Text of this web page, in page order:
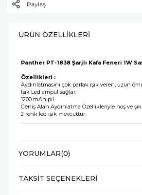
Paylaş
ÜRÜN ÖZELLIKLERI
Panther PT-1838 Şarjlı Kafa Feneri 1W
Özellikleri :
Aydınlatmasını çok parlak ışık veren, uzun
Işık Led ampul sağlar.
1200 mAh pil
Geniş Alan Aydınlatma Özellikleriyle hoş ve
2 renk led ışık mevcuttur.
YORUMLAR(0)
TAKSIT SEÇENEKLERI